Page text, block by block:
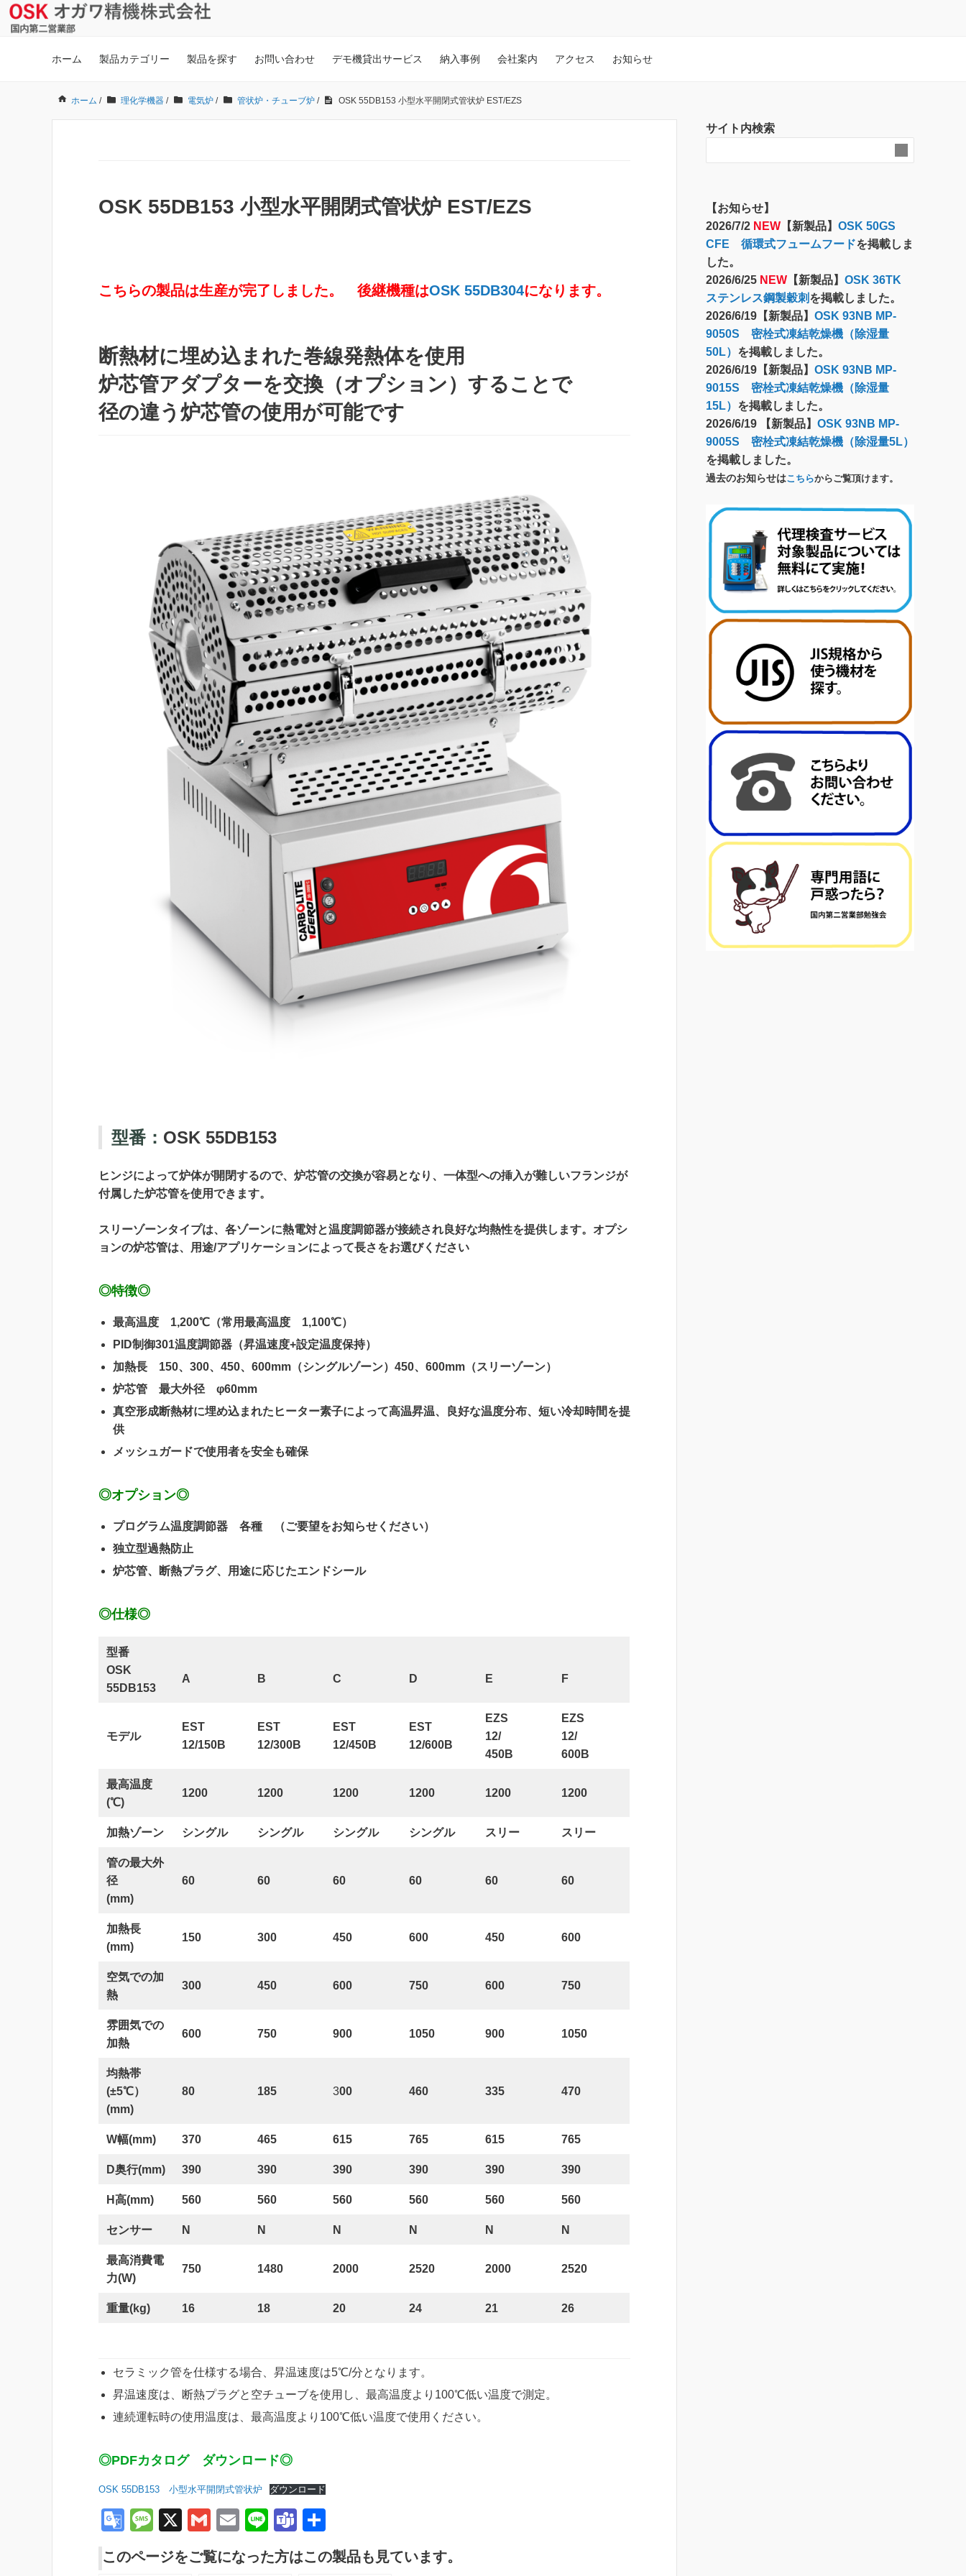
ホーム 製品カテゴリー 製品を探す お問い合わせ デモ機貸出サービス 納入事例 会社案内 アクセス お知らせ
ホーム / 理化学機器 / 電気炉 / 管状炉・チューブ炉 / OSK 55DB153 小型水平開閉式管状炉 EST/EZS
OSK 55DB153 小型水平開閉式管状炉 EST/EZS
こちらの製品は生産が完了しました。 後継機種はOSK 55DB304になります。
断熱材に埋め込まれた巻線発熱体を使用
炉芯管アダプターを交換（オプション）することで
径の違う炉芯管の使用が可能です
型番： OSK 55DB153
ヒンジによって炉体が開閉するので、炉芯管の交換が容易となり、一体型への挿入が難しいフランジが
付属した炉芯管を使用できます。
スリーゾーンタイプは、各ゾーンに熱電対と温度調節器が接続され良好な均熱性を提供します。オプシ
ョンの炉芯管は、用途/アプリケーションによって長さをお選びください
◎特徴◎
最高温度 1,200℃（常用最高温度 1,100℃）
PID制御301温度調節器（昇温速度+設定温度保持）
加熱長 150、300、450、600mm（シングルゾーン）450、600mm（スリーゾーン）
炉芯管 最大外径 φ60mm
真空形成断熱材に埋め込まれたヒーター素子によって高温昇温、良好な温度分布、短い冷却時間を提
供
メッシュガードで使用者を安全も確保
◎オプション◎
プログラム温度調節器 各種 （ご要望をお知らせください）
独立型過熱防止
炉芯管、断熱プラグ、用途に応じたエンドシール
◎仕様◎
型番
OSK
55DB153
A B C D E F
モデル
EST
12/150B
EST
12/300B
EST
12/450B
EST
12/600B
EZS
12/
450B
EZS
12/
600B
最高温度
(℃)
1200 1200 1200 1200 1200 1200
加熱ゾーン シングル シングル シングル シングル スリー スリー
管の最大外
径
(mm)
60 60 60 60 60 60
加熱長
(mm)
150 300 450 600 450 600
空気での加
熱
300 450 600 750 600 750
雰囲気での
加熱
600 750 900 1050 900 1050
均熱帯
(±5℃）
(mm)
80 185 300 460 335 470
W幅(mm) 370 465 615 765 615 765
D奥行(mm) 390 390 390 390 390 390
H高(mm) 560 560 560 560 560 560
センサー N N N N N N
最高消費電
力(W)
750 1480 2000 2520 2000 2520
重量(kg) 16 18 20 24 21 26
セラミック管を仕様する場合、昇温速度は5℃/分となります。
昇温速度は、断熱プラグと空チューブを使用し、最高温度より100℃低い温度で測定。
連続運転時の使用温度は、最高温度より100℃低い温度で使用ください。
◎PDFカタログ ダウンロード◎
OSK 55DB153 小型水平開閉式管状炉 ダウンロード
G
o
M
ss
X
G
m
ail
E
ail
Li
n
e
T
a
有
このページをご覧になった方はこの製品も見ています。
サイト内検索
【お知らせ】
2026/7/2 NEW 【新製品】 OSK 50GS
CFE 循環式フュームフードを掲載しま
した。
2026/6/25 NEW 【新製品】 OSK 36TK
ステンレス鋼製穀刺 を掲載しました。
2026/6/19【新製品】 OSK 93NB MP-
9050S 密栓式凍結乾燥機（除湿量
50L） を掲載しました。
2026/6/19【新製品】 OSK 93NB MP-
9015S 密栓式凍結乾燥機（除湿量
15L） を掲載しました。
2026/6/19 【新製品】 OSK 93NB MP-
9005S 密栓式凍結乾燥機（除湿量5L）
を掲載しました。
過去のお知らせはこちらからご覧頂けます。